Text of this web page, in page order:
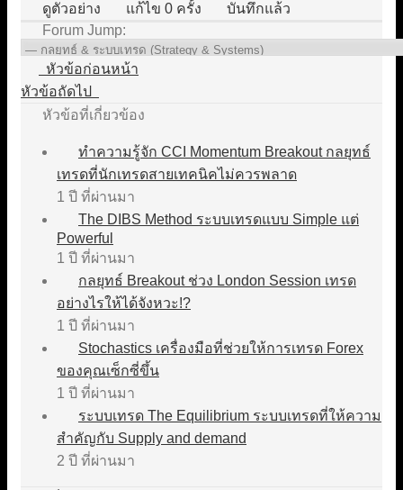
ดูตัวอย่าง แก้ไข 0 ครั้ง
บันทึกแล้ว
Forum Jump:
หัวข้อก่อนหน้า
หัวข้อถัดไป
หัวข้อที่เกี่ยวข้อง
ทำความรู้จัก CCI Momentum Breakout กลยุทธ์
เทรดที่นักเทรดสายเทคนิคไม่ควรพลาด
1 ปี ที่ผ่านมา
The DIBS Method ระบบเทรดแบบ Simple แต่
Powerful
1 ปี ที่ผ่านมา
กลยุทธ์ Breakout ช่วง London Session เทรด
อย่างไรให้ได้จังหวะ!?
1 ปี ที่ผ่านมา
Stochastics เครื่องมือที่ช่วยให้การเทรด Forex
ของคุณเซ็กซี่ขึ้น
1 ปี ที่ผ่านมา
ระบบเทรด The Equilibrium ระบบเทรดที่ให้ความ
สำคัญกับ Supply and demand
2 ปี ที่ผ่านมา